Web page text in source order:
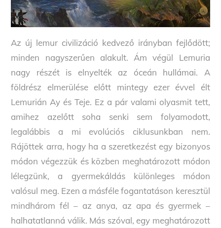
Az új lemur civilizáció kedvező irányban fejlődött;
minden nagyszerűen alakult. Ám végül Lemuria
nagy részét is elnyelték az óceán hullámai. A
földrész elmerülése előtt mintegy ezer évvel élt
Lemurián Ay és Teje. Ez a pár valami olyasmit tett,
amihez azelőtt soha senki sem folyamodott,
legalábbis a mi evolúciós ciklusunkban nem.
Rájöttek arra, hogy ha a szeretkezést egy bizonyos
módon végezzük és közben meghatározott módon
lélegzünk, a gyermekáldás különleges módon
valósul meg. Ezen a másféle fogantatáson keresztül
mindhárom fél – az anya, az apa és gyermek –
halhatatlanná válik. Más szóval, egy meghatározott